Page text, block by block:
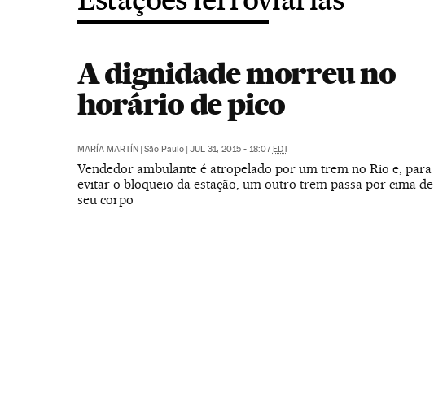
A dignidade morreu no
horário de pico
MARÍA MARTÍN | São Paulo | JUL 31, 2015 - 18:07EDT
Vendedor ambulante é atropelado por um trem no Rio e, para
evitar o bloqueio da estação, um outro trem passa por cima de
seu corpo